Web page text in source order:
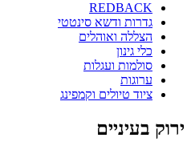
REDBACK
גדרות ודשא סינטטי
הצללה ואוהלים
כלי גינון
סולמות ועגלות
ערוגות
ציוד טיולים וקמפינג
ירוק בעיניים